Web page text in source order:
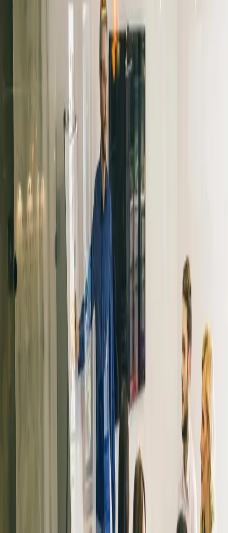
Weniger Verwaltung,
besserer Fernunterricht:
Einblicke aus der
Gemeinde Tierp
Die Gemeinde Tierp verfolgt seit Langem eine klare Vision
für ihre Erwachsenenbildung. Andreas Vestin, Schulleiter,
erzählt, wie sie Omniway einsetzen.
Der Bedarf: bessere Qualität und
Kontrolle im Unterricht
Die Erwachsenenbildung in Tierp arbeitete zuvor mit einem
externen Anbieter zusammen, um die Fernkurse zu
verwalten. Dadurch war es schwer, die von der Gemeinde
gewünschte Qualität sicherzustellen.
„Wir wollten den Fernunterricht selbst übernehmen, um die
Qualität zu sichern. Wir haben uns umgesehen und schnell
gemerkt, dass nur wenige bieten, was Omniway leistet“, sagt
Die Lösung: eine Plattform für
die Anforderungen der
Erwachsenenbildung
„Was Omniway einzigartig macht, ist, dass die Plattform
speziell für die Erwachsenenbildung gebaut ist. Andere
Plattformen unterstützen nicht die verschiedenen
Kurslängen und Lerngeschwindigkeiten, mit denen wir
umgehen müssen“, erzählt Andreas.
Schnelle und einfache
Einführung
„Wir hatten ein Meeting von vierzig Minuten und danach
waren die Lehrkräfte einsatzbereit. Wir haben früher andere